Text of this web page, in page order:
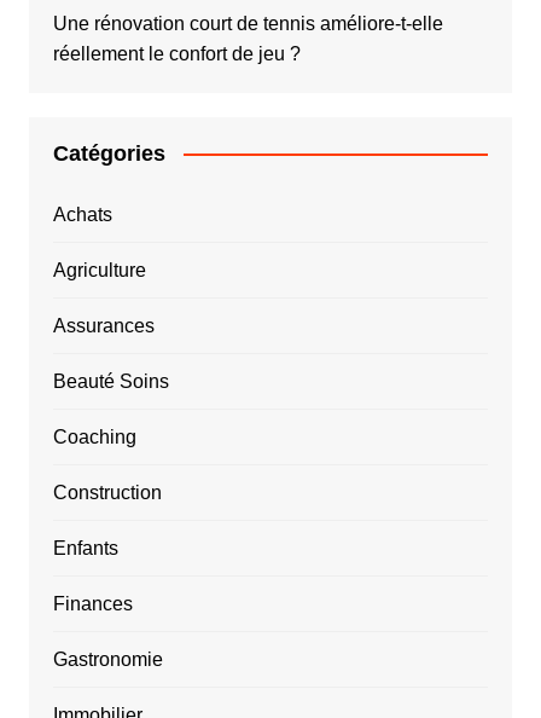
Une rénovation court de tennis améliore-t-elle
réellement le confort de jeu ?
Catégories
Achats
Agriculture
Assurances
Beauté Soins
Coaching
Construction
Enfants
Finances
Gastronomie